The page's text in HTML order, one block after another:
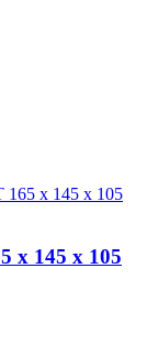
x 145 x 105